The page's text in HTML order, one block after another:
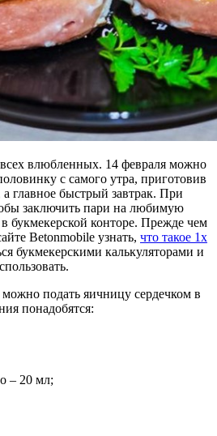
влюбленных. 14 февраля можно
с самого утра, приготовив
главное быстрый завтрак. При
заключить пари на любимую
букмекерской конторе. Прежде чем
Betonmobile узнать, что такое 1х
букмекерскими калькуляторами и
подать яичницу сердечком в
понадобятся:
– 20 мл;